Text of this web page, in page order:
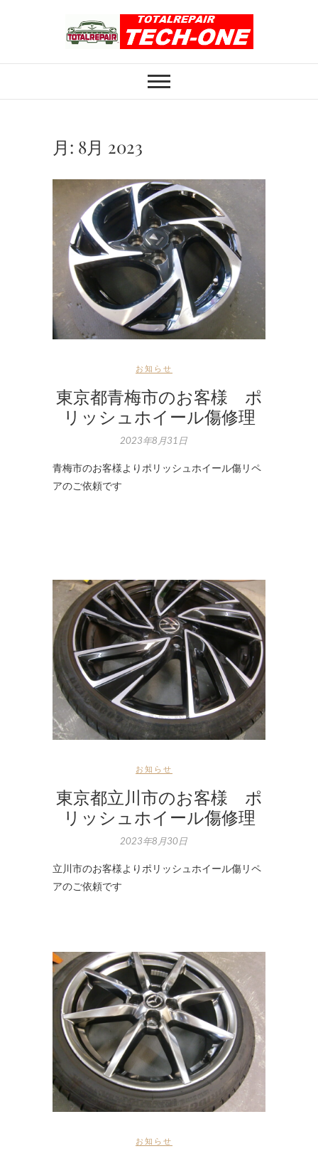
ホイール修理のト
ータルリペアテッ
月: 8月 2023
お知らせ
東京都青梅市のお客様 ポ
リッシュホイール傷修理
2023年8月31日
青梅市のお客様よりポリッシュホイール傷リペ
アのご依頼です
お知らせ
東京都立川市のお客様 ポ
リッシュホイール傷修理
2023年8月30日
立川市のお客様よりポリッシュホイール傷リペ
アのご依頼です
お知らせ